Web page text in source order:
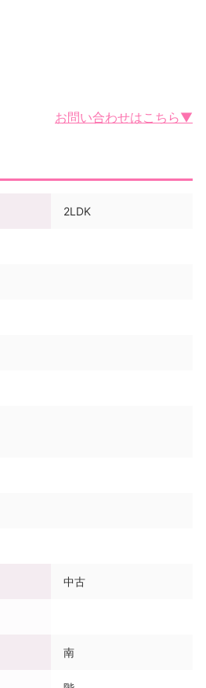
お問い合わせはこちら▼
2LDK
中古
南